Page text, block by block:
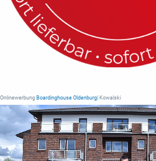
Onlinewerbung Boardinghouse Oldenburg | Kowalski